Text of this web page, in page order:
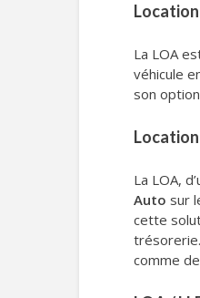
La LOA
véhicule
son
Location
La LOA,
Auto sur
cette
comme